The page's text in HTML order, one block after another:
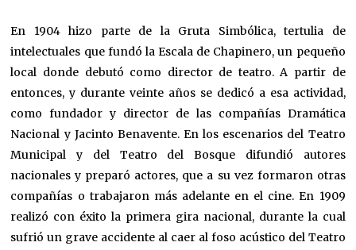
En 1904 hizo parte de la Gruta Simbólica, tertulia de
intelectuales que fundó la Escala de Chapinero, un pequeño
local donde debutó como director de teatro. A partir de
entonces, y durante veinte años se dedicó a esa actividad,
como fundador y director de las compañías Dramática
Nacional y Jacinto Benavente. En los escenarios del Teatro
Municipal y del Teatro del Bosque difundió autores
nacionales y preparó actores, que a su vez formaron otras
compañías o trabajaron más adelante en el cine. En 1909
realizó con éxito la primera gira nacional, durante la cual
sufrió un grave accidente al caer al foso acústico del Teatro